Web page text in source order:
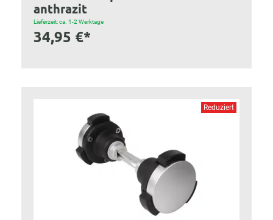
anthrazit
Lieferzeit: ca. 1-2 Werktage
34,95 €*
Reduziert